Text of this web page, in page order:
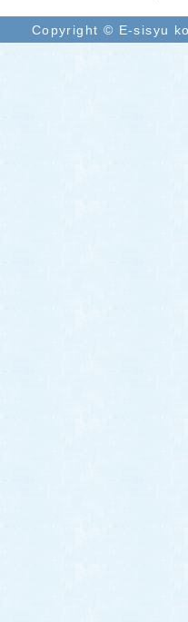
Copyright © E-sisyu